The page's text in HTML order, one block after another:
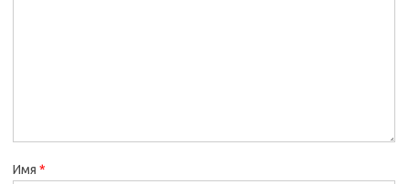
Имя *